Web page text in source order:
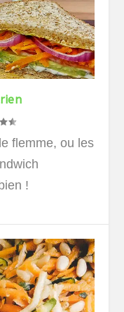
flemme, ou les
!